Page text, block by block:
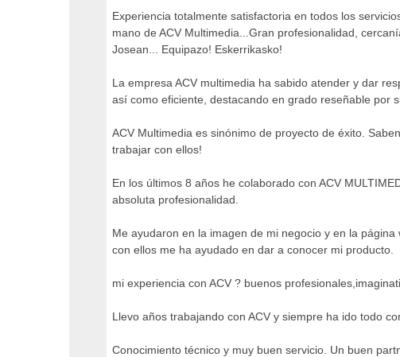
Experiencia totalmente satisfactoria en todos los
mano de ACV Multimedia...Gran profesionalidad,
Josean... Equipazo! Eskerrikasko!
La empresa ACV multimedia ha sabido atender y dar
así como eficiente, destacando en grado reseñable por
ACV Multimedia es sinónimo de proyecto de éxito.
trabajar con ellos!
En los últimos 8 años he colaborado con ACV
absoluta profesionalidad.
Me ayudaron en la imagen de mi negocio y en la
con ellos me ha ayudado en dar a conocer mi producto.
mi experiencia con ACV ? buenos
Llevo años trabajando con ACV y siempre ha ido todo
Conocimiento técnico y muy buen servicio. Un buen